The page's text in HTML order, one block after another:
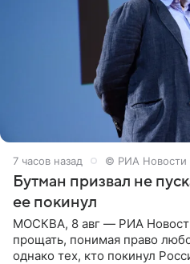
7 часов назад © РИА Новости
Бутман призвал не
ее покинул
МОСКВА, 8 авг — РИА
прощать, понимая право
однако тех, кто покинул